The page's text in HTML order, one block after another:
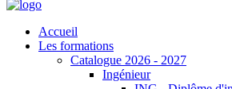
Accueil
Les formations
Catalogue 2026 - 2027
Ingénieur